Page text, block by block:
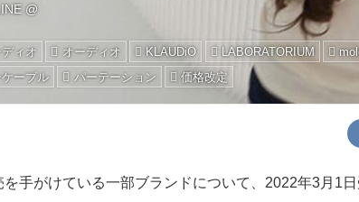
@
ィオ オーディオ KLAUDiO LABORATORIUM
ーブル パーテーション 価格改定
手がけている一部ブランドについて、2022年3月1